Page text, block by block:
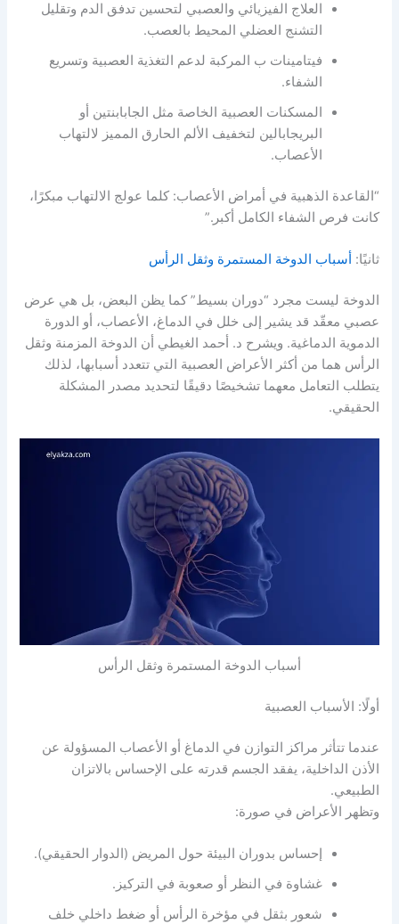
العلاج الفيزيائي والعصبي لتحسين تدفق الدم وتقليل
التشنج العضلي المحيط بالعصب.
فيتامينات ب المركبة لدعم التغذية العصبية وتسريع
الشفاء.
المسكنات العصبية الخاصة مثل الجابابنتين أو
البريجابالين لتخفيف الألم الحارق المميز لالتهاب
الأعصاب.
“القاعدة الذهبية في أمراض الأعصاب: كلما عولج الالتهاب مبكرًا،
كانت فرص الشفاء الكامل أكبر.”
ثانيًا: أسباب الدوخة المستمرة وثقل الرأس
الدوخة ليست مجرد “دوران بسيط” كما يظن البعض، بل هي عرض
عصبي معقّد قد يشير إلى خلل في الدماغ، الأعصاب، أو الدورة
الدموية الدماغية. ويشرح د. أحمد الغيطي أن الدوخة المزمنة وثقل
الرأس هما من أكثر الأعراض العصبية التي تتعدد أسبابها، لذلك
يتطلب التعامل معهما تشخيصًا دقيقًا لتحديد مصدر المشكلة
الحقيقي.
أسباب الدوخة المستمرة وثقل الرأس
أولًا: الأسباب العصبية
عندما تتأثر مراكز التوازن في الدماغ أو الأعصاب المسؤولة عن
الأذن الداخلية، يفقد الجسم قدرته على الإحساس بالاتزان
الطبيعي.
وتظهر الأعراض في صورة:
إحساس بدوران البيئة حول المريض (الدوار الحقيقي).
غشاوة في النظر أو صعوبة في التركيز.
شعور بثقل في مؤخرة الرأس أو ضغط داخلي خلف